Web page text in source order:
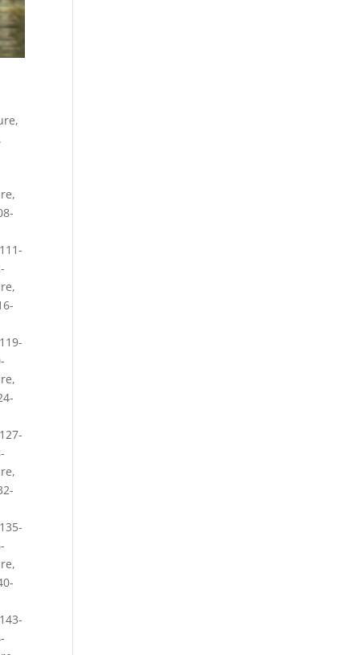
,
,
,
111-
,
119-
,
127-
,
135-
,
143-